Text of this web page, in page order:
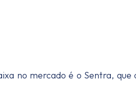
no mercado é o Sentra,